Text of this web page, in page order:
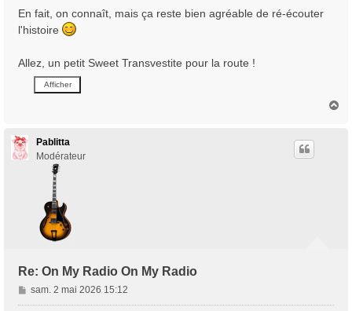
En fait, on connaît, mais ça reste bien agréable de ré-écouter
l'histoire
Allez, un petit Sweet Transvestite pour la route !
Pablitta
Modérateur
Re: On My Radio On My Radio
M
e
sam. 2 mai 2026 15:12